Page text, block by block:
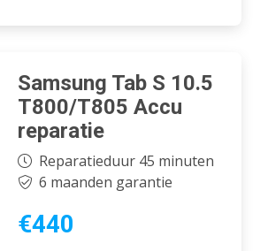
Samsung Tab S 10.5
T800/T805 Accu
reparatie
Reparatieduur 45 minuten
6 maanden garantie
€440